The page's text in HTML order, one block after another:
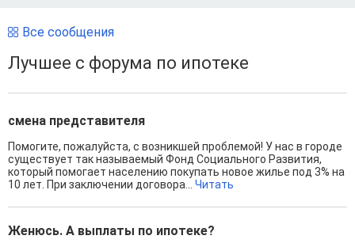
Все сообщения
Лучшее с форума по ипотеке
смена представителя
Помогите, пожалуйста, с возникшей проблемой! У нас в городе
существует так называемый Фонд Социального Развития,
который помогает населению покупать новое жилье под 3% на
10 лет. При заключении договора... Читать
Женюсь. А выплаты по ипотеке?